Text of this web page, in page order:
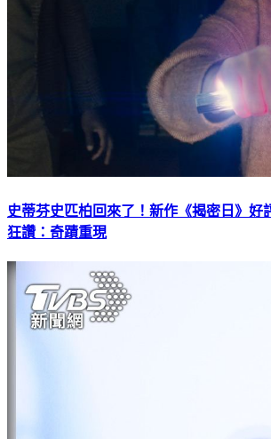
史蒂芬史匹柏回來了！新作《揭密日》
狂讚：奇蹟重現